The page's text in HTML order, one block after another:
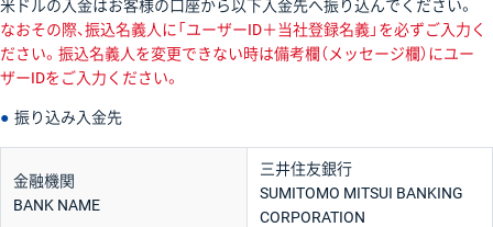
米ドルの入金はお客様の口座から以下入金先へ振り込んでください。
なおその際、振込名義人に「ユーザーID＋当社登録名義」を必ずご入力く
ださい。振込名義人を変更できない時は備考欄（メッセージ欄）にユー
ザーIDをご入力ください。
● 振り込み入金先
金融機関
BANK NAME
三井住友銀行
SUMITOMO MITSUI BANKING
CORPORATION